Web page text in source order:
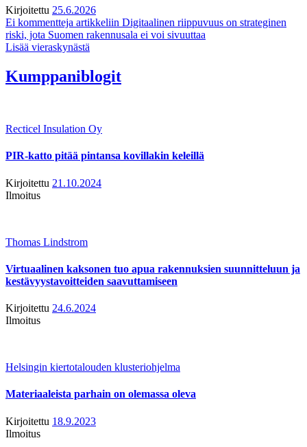
Kirjoitettu 25.6.2026
Ei kommentteja artikkeliin Digitaalinen riippuvuus on strateginen
riski, jota Suomen rakennusala ei voi sivuuttaa
Lisää vieraskynästä
Kumppaniblogit
Recticel Insulation Oy
PIR-katto pitää pintansa kovillakin keleillä
Kirjoitettu 21.10.2024
Ilmoitus
Thomas Lindstrom
Virtuaalinen kaksonen tuo apua rakennuksien suunnitteluun ja
kestävyystavoitteiden saavuttamiseen
Kirjoitettu 24.6.2024
Ilmoitus
Helsingin kiertotalouden klusteriohjelma
Materiaaleista parhain on olemassa oleva
Kirjoitettu 18.9.2023
Ilmoitus